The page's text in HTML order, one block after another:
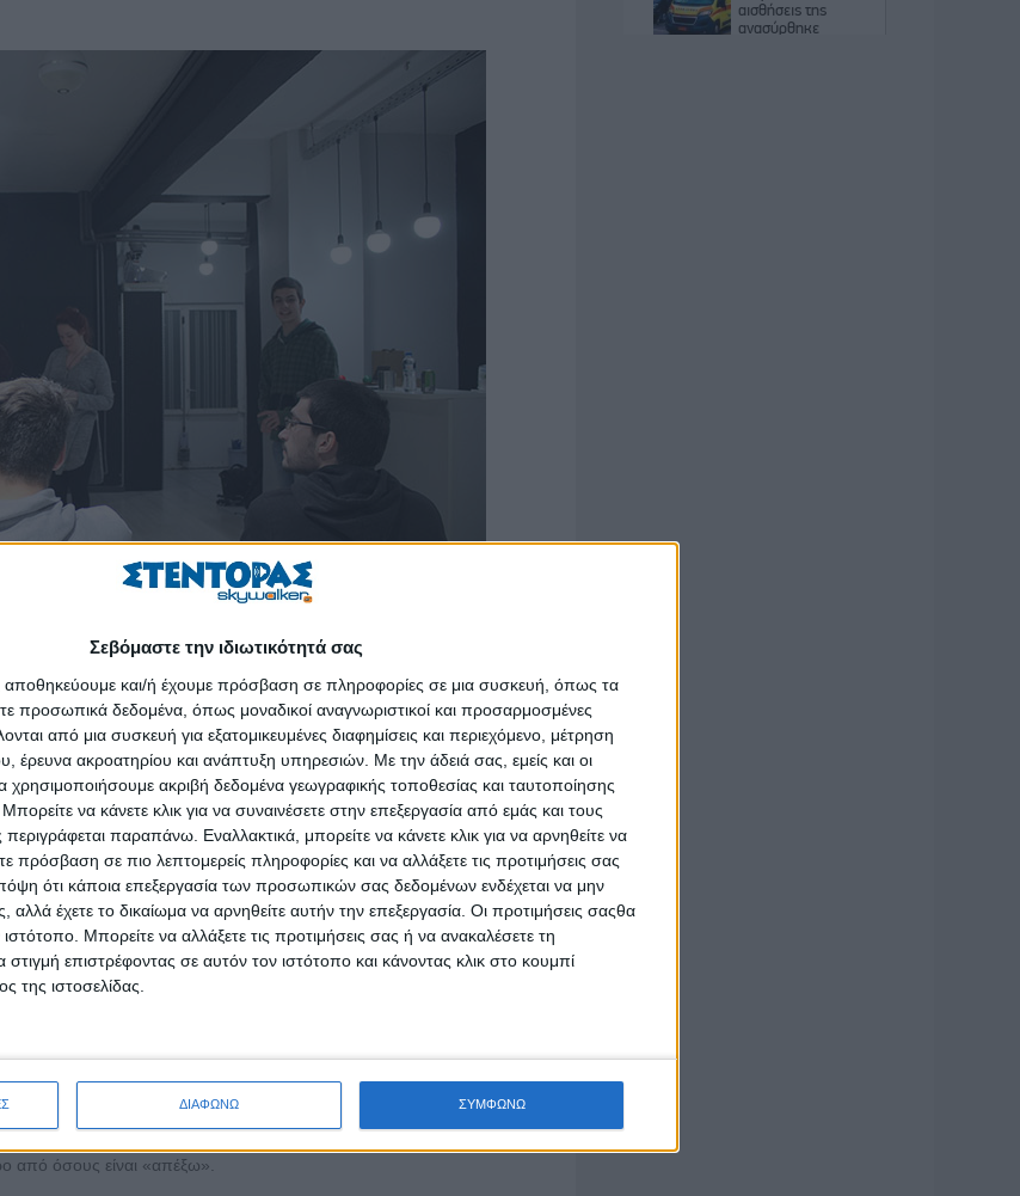
Σεβόμαστε την ιδιωτικότητά σας
αποθηκεύουμε και/ή έχουμε πρόσβαση σε πληροφορίες σε μια συσκευή, όπως τα
προσωπικά δεδομένα, όπως μοναδικοί αναγνωριστικοί και προσαρμοσμένες
από μια συσκευή για εξατομικευμένες διαφημίσεις και περιεχόμενο, μέτρηση
έρευνα ακροατηρίου και ανάπτυξη υπηρεσιών. Με την άδειά σας, εμείς και οι
χρησιμοποιήσουμε ακριβή δεδομένα γεωγραφικής τοποθεσίας και ταυτοποίησης
να κάνετε κλικ για να συναινέσετε στην επεξεργασία από εμάς και τους
παραπάνω. Εναλλακτικά, μπορείτε να κάνετε κλικ για να αρνηθείτε να
πρόσβαση σε πιο λεπτομερείς πληροφορίες και να αλλάξετε τις προτιμήσεις σας
ότι κάποια επεξεργασία των προσωπικών σας δεδομένων ενδέχεται να μην
αλλά έχετε το δικαίωμα να αρνηθείτε αυτήν την επεξεργασία. Οι προτιμήσεις σαςθα
Μπορείτε να αλλάξετε τις προτιμήσεις σας ή να ανακαλέσετε τη
επιστρέφοντας σε αυτόν τον ιστότοπο και κάνοντας κλικ στο κουμπί
της ιστοσελίδας.
ΔΙΑΦΩΝΩ ΣΥΜΦΩΝΩ
γνωστό και αποδεκτό από τον κόσμο, σε βάθος χρόνου μπορείς να
Έλληνες; Μπορούμε να πάρουμε στα σοβαρά κάτι που μας
ιστορία κωμωδίας από τον Αριστοφάνη μέχρι σήμερα, δεν
γέλιο, αν εξαιρέσεις τους Κινέζους, που δε γελάνε! Το γέλιο είναι
από την εξέλιξη εκατομμυρίων χρόνων. Είναι βασικό συστατικό της
αυτό το πράγμα». Τα όρια της κωμωδίας δίνονται πάντα από το
άνθρωπο που δεν τον ξέρω, αυτό δεν είναι αποδεκτό, είναι κακία. Αν
καρκινοπαθείς και αφετέρου κωμικούς που έχουν ένα προσωπικό
με θέμα την ασθένεια, αυτό θα ήταν αποδεκτό ή όχι; Οι ασθενείς
από όσους είναι «απέξω».